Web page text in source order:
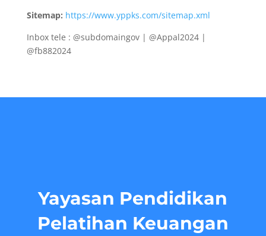
Sitemap: https://www.yppks.com/sitemap.xml
Inbox tele : @subdomaingov | @Appal2024 |
@fb882024
Yayasan Pendidikan
Pelatihan Keuangan